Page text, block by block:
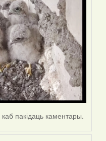
каб пакідаць каментары.